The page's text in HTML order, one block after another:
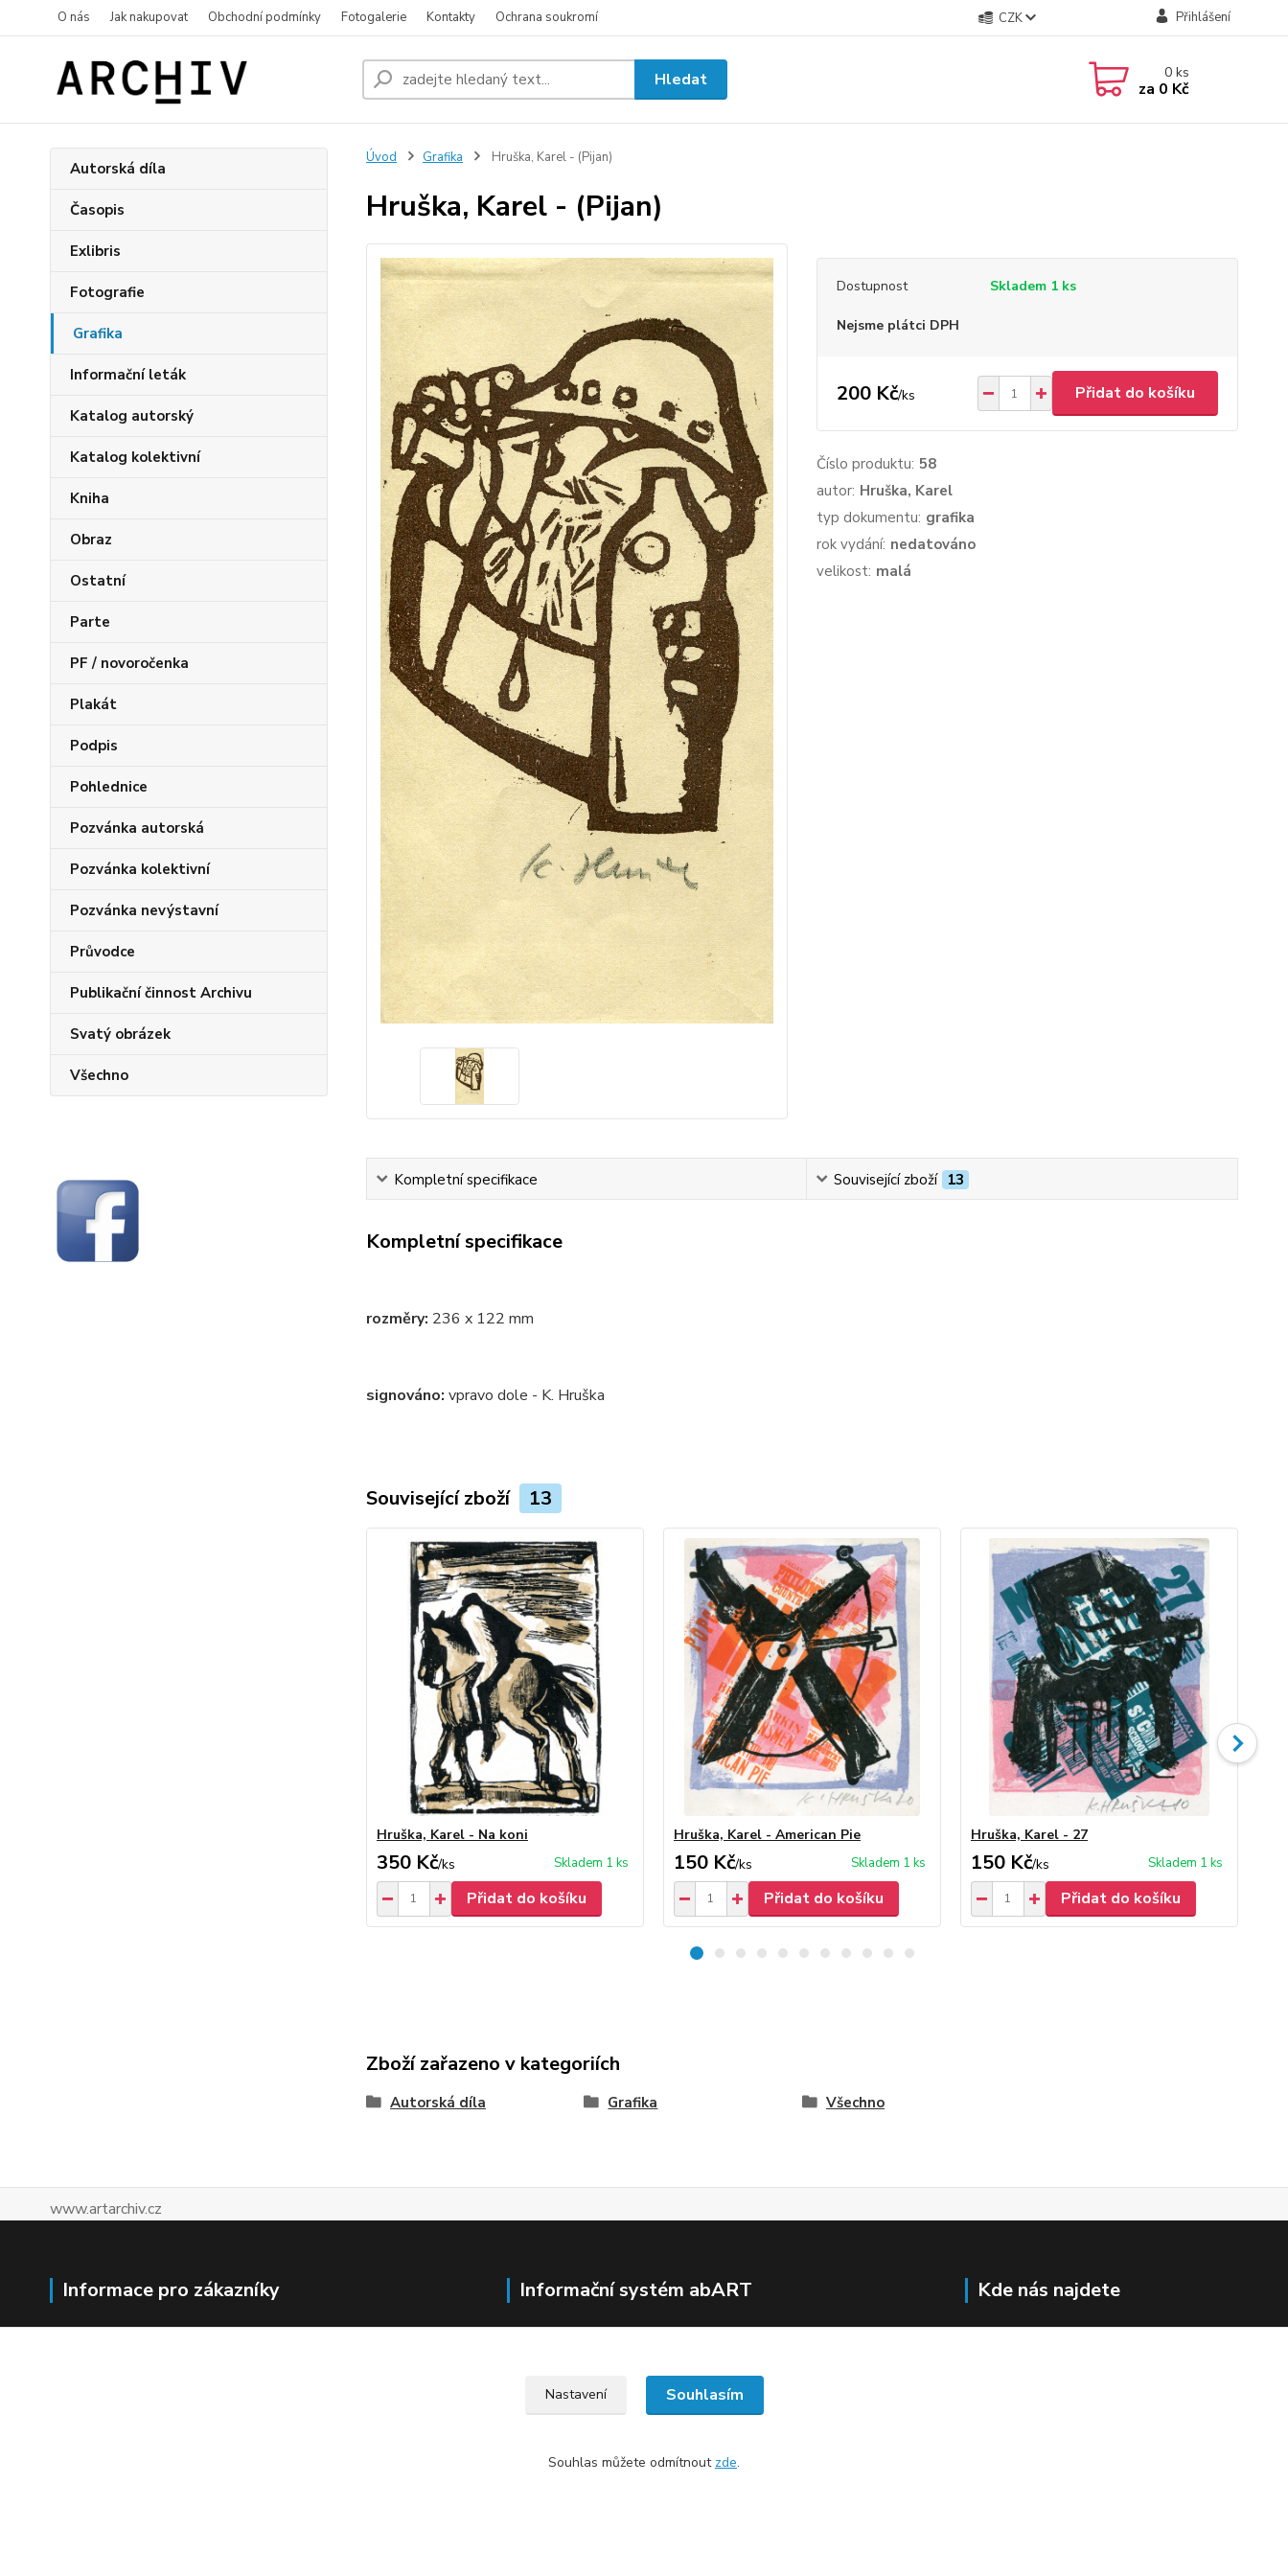
O nás Jak nakupovat Obchodní podmínky Fotogalerie Kontakty Ochrana soukromí CZK Přihlášení
Hledat 0ks
za 0 Kč
Autorská díla
Časopis
Exlibris
Fotografie
Grafika
Informační leták
Katalog autorský
Katalog kolektivní
Kniha
Obraz
Ostatní
Parte
PF / novoročenka
Plakát
Podpis
Pohlednice
Pozvánka autorská
Pozvánka kolektivní
Pozvánka nevýstavní
Průvodce
Publikační činnost Archivu
Svatý obrázek
Všechno
Úvod Grafika Hruška, Karel - (Pijan)
Hruška, Karel - (Pijan)
Dostupnost Skladem 1 ks
Nejsme plátci DPH
200 Kč/ks Přidat do košíku
Číslo produktu: 58
autor: Hruška, Karel
typ dokumentu: grafika
rok vydání: nedatováno
velikost: malá
Kompletní specifikace Související zboží 13
Kompletní specifikace
rozměry: 236 x 122 mm
signováno: vpravo dole - K. Hruška
Související zboží 13
Hruška, Karel - Na koni
350 Kč/ks Skladem 1 ks
Přidat do košíku
Hruška, Karel - American Pie
150 Kč/ks Skladem 1 ks
Přidat do košíku
Hruška, Karel - 27
150 Kč/ks Skladem 1 ks
Přidat do košíku
Zboží zařazeno v kategoriích
Autorská díla Grafika Všechno
www.artarchiv.cz
Informace pro zákazníky Informační systém abART Kde nás najdete
Nastavení Souhlasím
Souhlas můžete odmítnout zde.